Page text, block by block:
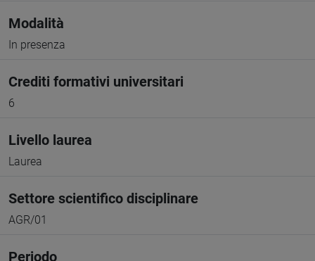
Modalità
In presenza
Crediti formativi universitari
6
Livello laurea
Laurea
Settore scientifico disciplinare
AGR/01
Periodo